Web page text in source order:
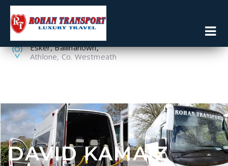
086 8119160
090 6430114
Esker, Ballinahown,
Athlone, Co. Westmeath
DAVID KAMAIZ